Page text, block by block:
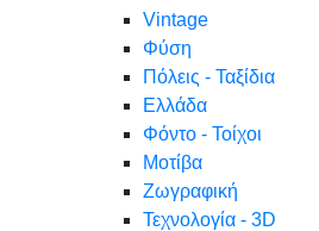
Vintage
Φύση
Πόλεις - Ταξίδια
Ελλάδα
Φόντο - Τοίχοι
Μοτίβα
Ζωγραφική
Τεχνολογία - 3D